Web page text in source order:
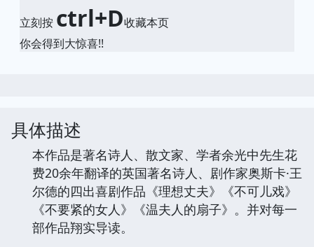
立刻按 ctrl+D收藏本页
你会得到大惊喜!!
具体描述
本作品是著名诗人、散文家、学者余光中先生花
费20余年翻译的英国著名诗人、剧作家奥斯卡·王
尔德的四出喜剧作品《理想丈夫》《不可儿戏》
《不要紧的女人》《温夫人的扇子》。并对每一
部作品翔实导读。